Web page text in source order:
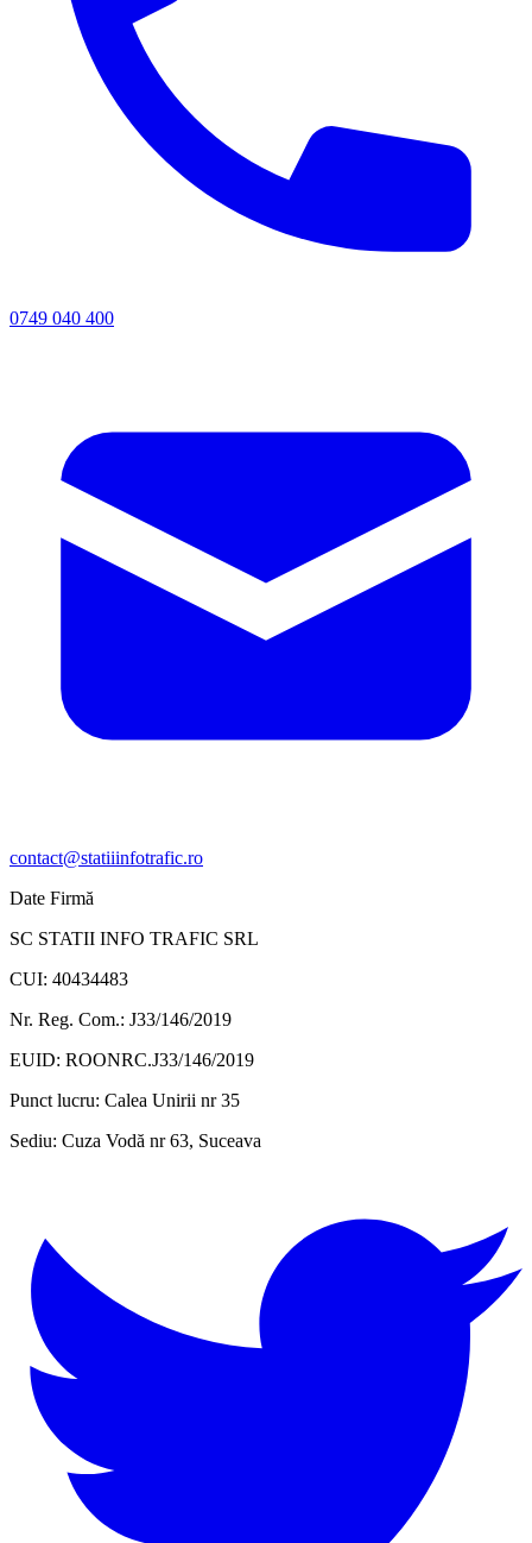
0749 040 400
contact@statiiinfotrafic.ro
Date Firmă
SC STATII INFO TRAFIC SRL
CUI: 40434483
Nr. Reg. Com.: J33/146/2019
EUID: ROONRC.J33/146/2019
Punct lucru: Calea Unirii nr 35
Sediu: Cuza Vodă nr 63, Suceava